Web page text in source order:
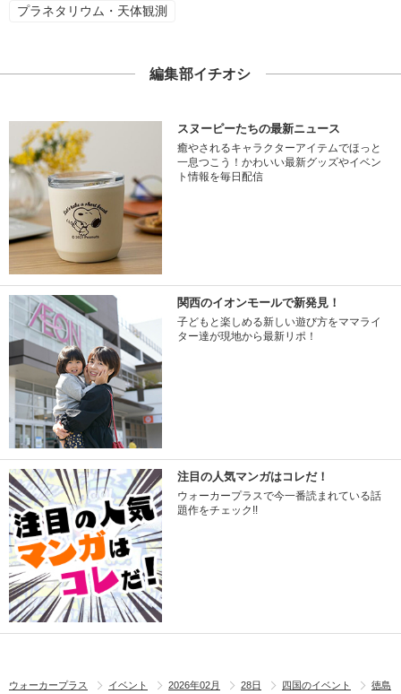
プラネタリウム・天体観測
編集部イチオシ
スヌーピーたちの最新ニュース
癒やされるキャラクターアイテムでほっと
一息つこう！かわいい最新グッズやイベン
ト情報を毎日配信
関西のイオンモールで新発見！
子どもと楽しめる新しい遊び方をママライ
ター達が現地から最新リポ！
注目の人気マンガはコレだ！
ウォーカープラスで今一番読まれている話
題作をチェック!!
ウォーカープラス イベント 2026年02月 28日 四国のイベント
徳島